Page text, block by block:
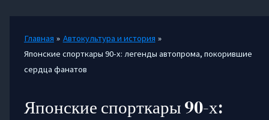
Главная
Автокультура и история
Японские спорткары 90-х: легенды автопрома, покорившие
сердца фанатов
Японские спорткары 90-х: